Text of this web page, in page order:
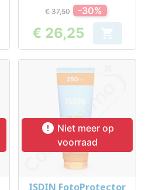
€ 37,50 -30%
Prijs
€ 26,25 
 Niet meer op
voorraad
ISDIN FotoProtector